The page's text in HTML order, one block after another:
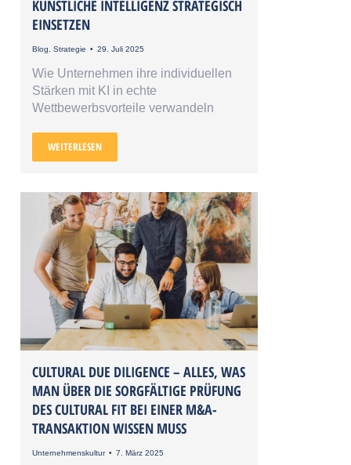
KÜNSTLICHE INTELLIGENZ STRATEGISCH
EINSETZEN
Blog Strategie 29. Juli 2025
Wie Unternehmen ihre individuellen
Stärken mit KI in echte
Wettbewerbsvorteile verwandeln
WEITERLESEN
CULTURAL DUE DILIGENCE – ALLES, WAS
MAN ÜBER DIE SORGFÄLTIGE PRÜFUNG
DES CULTURAL FIT BEI EINER M&A-
TRANSAKTION WISSEN MUSS
Unternehmenskultur 7. März 2025